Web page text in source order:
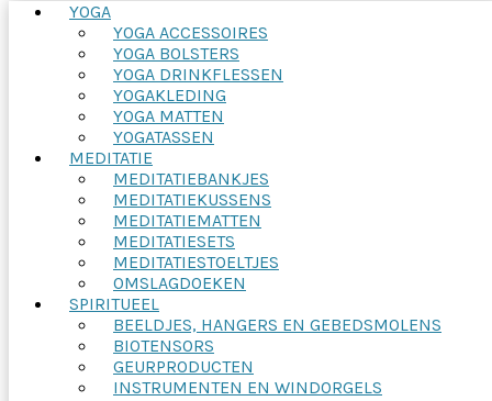
YOGA
YOGA ACCESSOIRES
YOGA BOLSTERS
YOGA DRINKFLESSEN
YOGAKLEDING
YOGA MATTEN
YOGATASSEN
MEDITATIE
MEDITATIEBANKJES
MEDITATIEKUSSENS
MEDITATIEMATTEN
MEDITATIESETS
MEDITATIESTOELTJES
OMSLAGDOEKEN
SPIRITUEEL
BEELDJES, HANGERS EN GEBEDSMOLENS
BIOTENSORS
GEURPRODUCTEN
INSTRUMENTEN EN WINDORGELS